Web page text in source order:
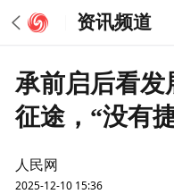
资讯频道
承前启后看发
征途，“没有
人民网
2025-12-10 15:36